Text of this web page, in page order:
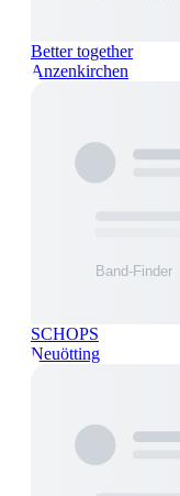
Better together
Anzenkirchen
SCHOPS
Neuötting